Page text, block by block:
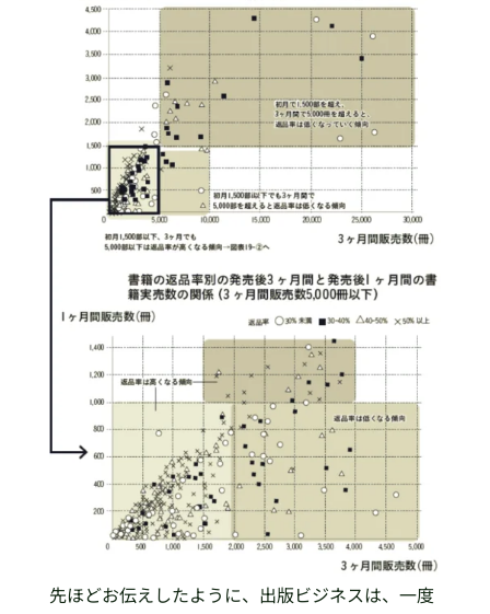
先ほどお伝えしたように、出版ビジネスは、一度